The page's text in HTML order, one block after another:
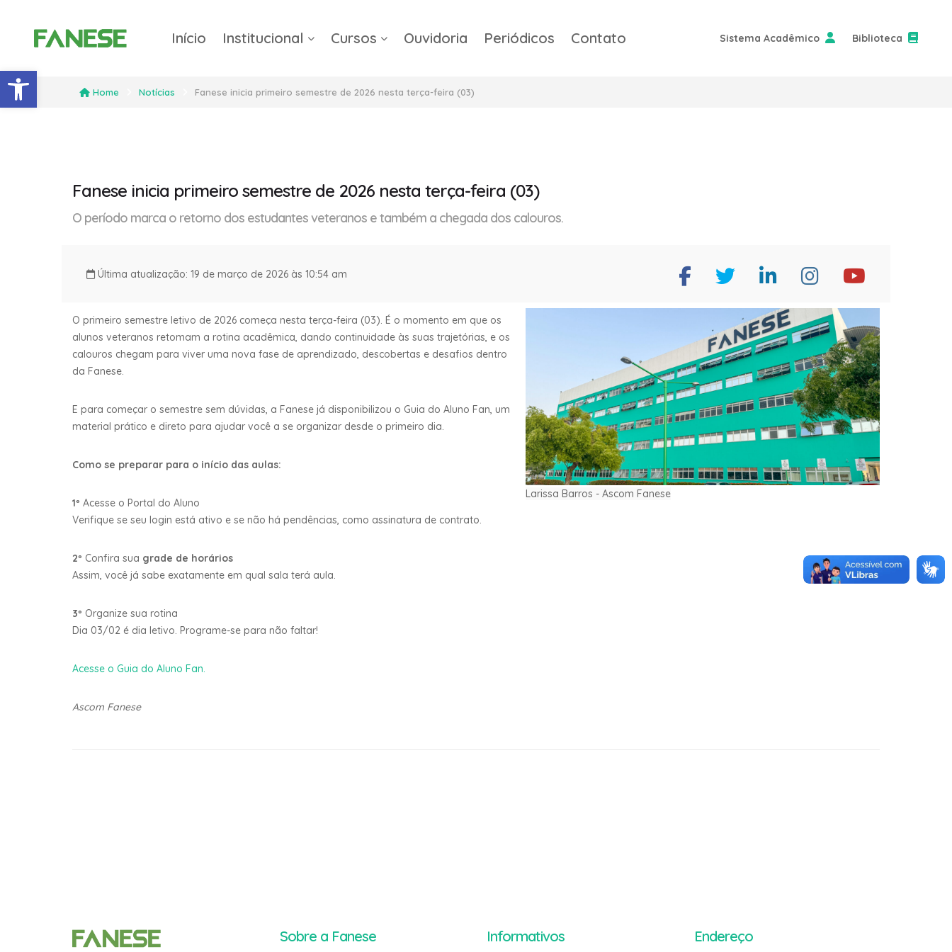
Barra de Ferramentas Aberta
Início Institucional Cursos Ouvidoria Periódicos Contato Sistema Acadêmico Biblioteca
Home Notícias Fanese inicia primeiro semestre de 2026 nesta terça-feira (03)
Fanese inicia primeiro semestre de 2026 nesta terça-feira (03)
O período marca o retorno dos estudantes veteranos e também a chegada dos calouros.
Última atualização: 19 de março de 2026 às 10:54 am
Larissa Barros - Ascom Fanese
O primeiro semestre letivo de 2026 começa nesta terça-feira (03). É o momento em que os
alunos veteranos retomam a rotina acadêmica, dando continuidade às suas trajetórias, e os
calouros chegam para viver uma nova fase de aprendizado, descobertas e desafios dentro
da Fanese.
E para começar o semestre sem dúvidas, a Fanese já disponibilizou o Guia do Aluno Fan, um
material prático e direto para ajudar você a se organizar desde o primeiro dia.
Como se preparar para o início das aulas:
1º Acesse o Portal do Aluno
Verifique se seu login está ativo e se não há pendências, como assinatura de contrato.
2º Confira sua grade de horários
Assim, você já sabe exatamente em qual sala terá aula.
3º Organize sua rotina
Dia 03/02 é dia letivo. Programe-se para não faltar!
Acesse o Guia do Aluno Fan.
Ascom Fanese
Sobre a Fanese Informativos Endereço